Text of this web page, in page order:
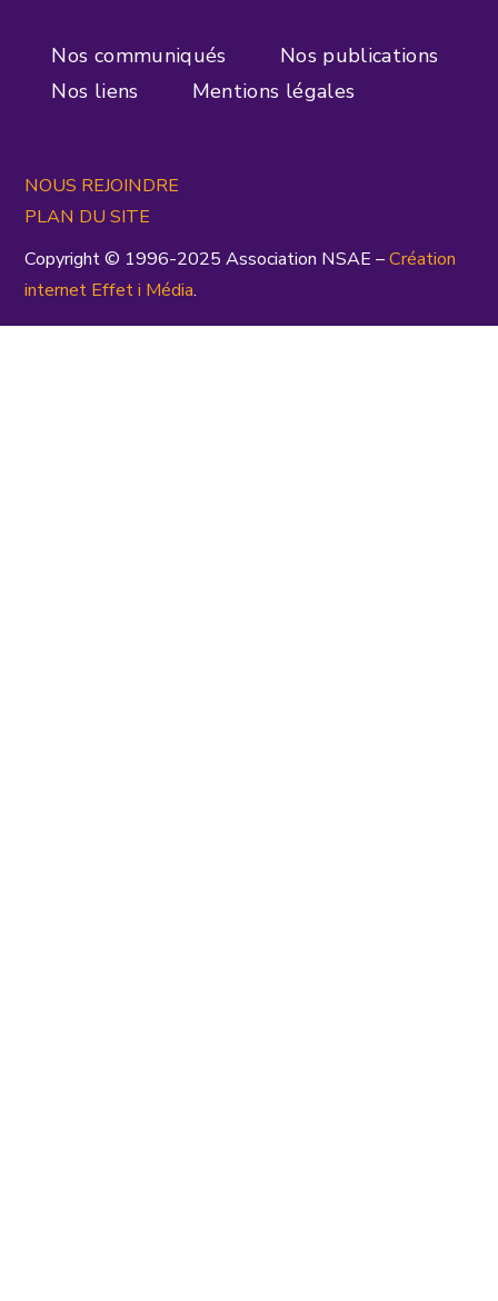
Nos communiqués
Nos publications
Nos liens
Mentions légales
NOUS REJOINDRE
PLAN DU SITE
Copyright © 1996-2025 Association NSAE –Création
internet Effet i Média.